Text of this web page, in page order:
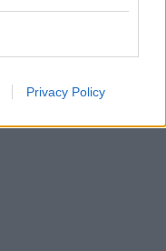
Privacy Policy